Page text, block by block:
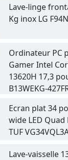
Lave-linge
Kg inox LG
Ordinateur PC
Gamer Intel
13620H 17,3
B13WEKG-
Ecran plat 34
wide LED Quad
TUF
Lave-vaisselle